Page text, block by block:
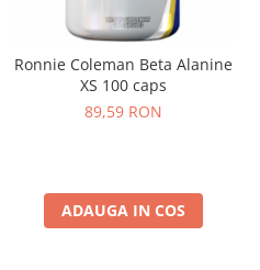
Under Armour
Ronnie Coleman Beta Alanine
XS 100 caps
89,59 RON
ADAUGA IN COS